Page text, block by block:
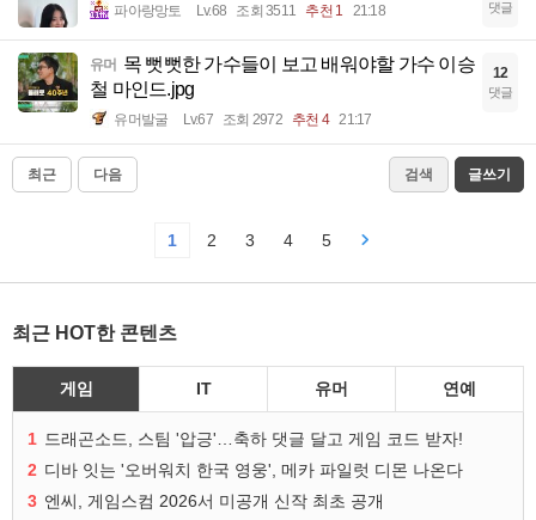
파아랑망토 Lv.68 조회 3511 추천 1 21:18 댓글
유머 목 뻣뻣한 가수들이 보고 배워야할 가수 이승
철 마인드.jpg
유머발굴 Lv.67 조회 2972 추천 4 21:17
12
댓글
최근 다음 검색 글쓰기
1 2 3 4 5
최근 HOT한 콘텐츠
게임 IT 유머 연예
1 드래곤소드, 스팀 '압긍'…축하 댓글 달고 게임 코드 받자!
2 디바 잇는 '오버워치 한국 영웅', 메카 파일럿 디몬 나온다
3 엔씨, 게임스컴 2026서 미공개 신작 최초 공개